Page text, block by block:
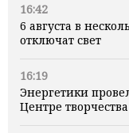
16:42
6 августа в
отключат свет
16:19
Энергетики
Центре